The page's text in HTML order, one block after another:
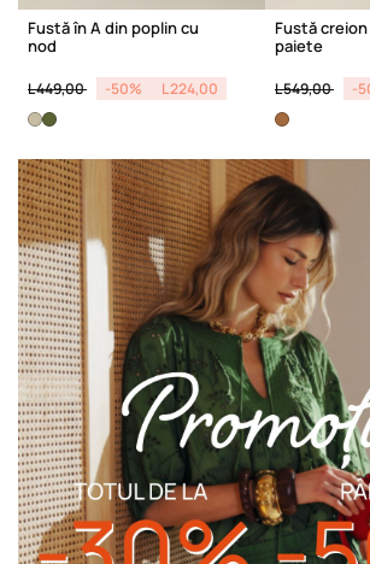
Fustă în A din poplin cu
nod
Price reduced from
L 449,00 to -50% L 224,00
Fustă
paiete
Price
L 549,00 to -